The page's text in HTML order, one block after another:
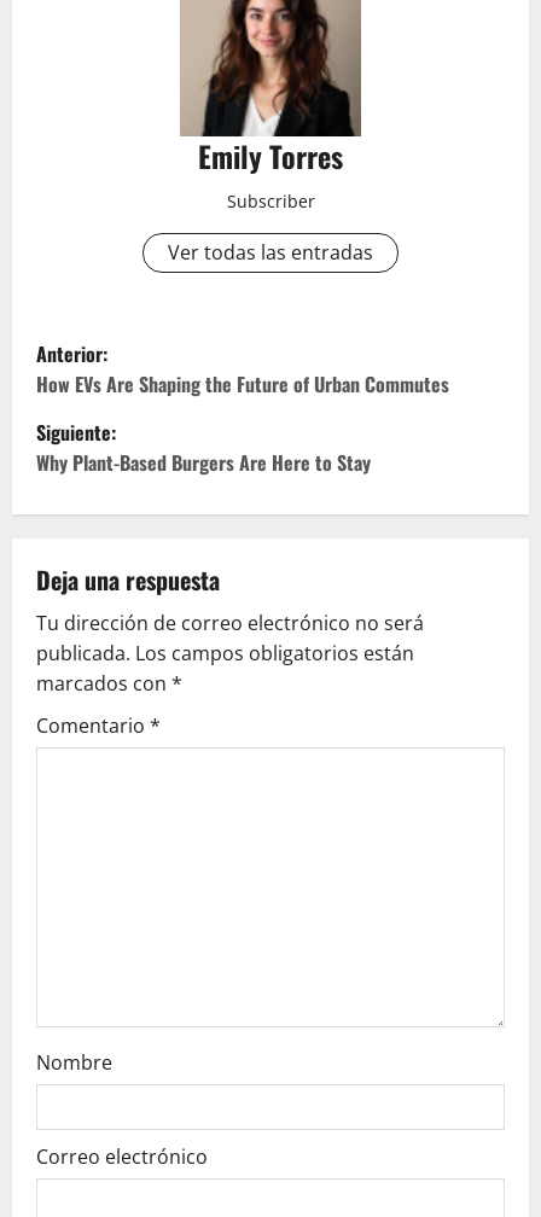
Emily Torres
Subscriber
Ver todas las entradas
N
a
v
a
c
i
ó
t
a
Anterior:
How EVs Are Shaping the Future of Urban Commutes
Siguiente:
Why Plant-Based Burgers Are Here to Stay
Deja una respuesta
Tu dirección de correo electrónico no será
publicada. Los campos obligatorios están
marcados con *
Comentario *
Nombre
Correo electrónico